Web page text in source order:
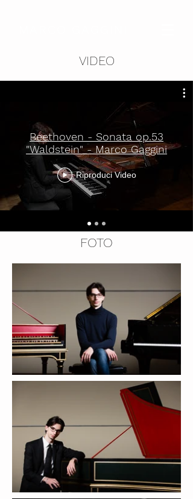
VIDEO
Beethoven - Sonata op.53
"Waldstein" - Marco Gaggini
Riproduci Video
FOTO